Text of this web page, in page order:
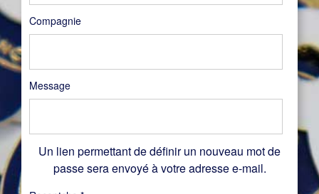
Compagnie
Message
Un lien permettant de définir un nouveau mot de
passe sera envoyé à votre adresse e-mail.